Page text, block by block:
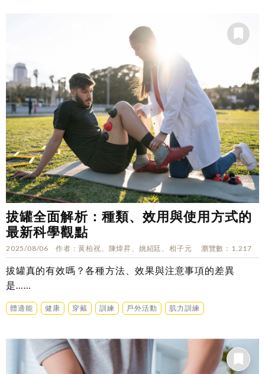
拔罐全面解析：種類、效用與使用方式的
最新科學觀點
2025/08/06 作者 黃柏祝、陳煒昇、姚紹廷、相子元 瀏覽數 1,217
拔罐真的有效嗎？各種方法、效果與注意事項的差異
是……
體適能 健康 穿戴 訓練 戶外活動 肌力訓練